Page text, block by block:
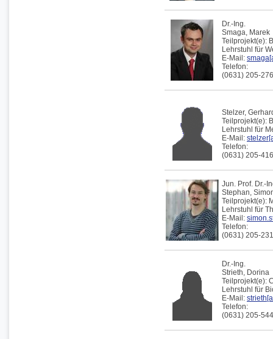
Dr.-Ing.
Smaga, Marek
Teilprojekt(e):
Lehrstuhl für
E-Mail:
Telefon:
(0631) 205-
Stelzer,
Teilprojekt(e):
Lehrstuhl für
E-Mail:
Telefon:
(0631) 205-
Jun. Prof. Dr.-
Stephan,
Teilprojekt(e):
Lehrstuhl für
E-Mail:
Telefon:
(0631) 205-
Dr.-Ing.
Strieth, Dorina
Teilprojekt(e):
Lehrstuhl für
E-Mail:
Telefon:
(0631) 205-